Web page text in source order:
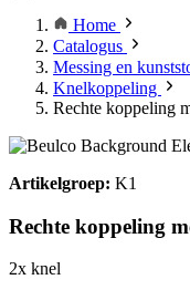
Home
Catalogus
Messing en
Knelkoppeling
Rechte koppeling
Artikelgroep: K1
Rechte koppeling
2x knel